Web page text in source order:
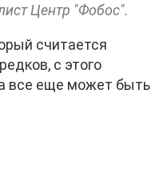
Центр "Фобос".
считается
с этого
все еще может быть